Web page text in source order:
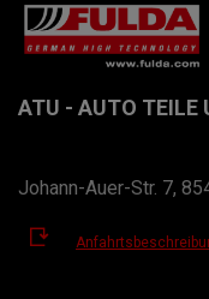
ATU - AUTO TEILE
Johann-Auer-Str. 7,